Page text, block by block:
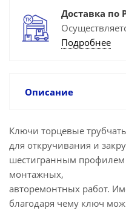
Доставка по
Подробнее
Описание
Ключи торцевые
для откручивания и
шестигранным
монтажных,
авторемонтных работ.
благодаря чему ключ